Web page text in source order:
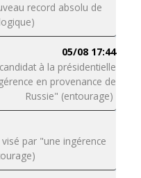
record absolu de
05/08 17:44
à la présidentielle
en provenance de
Russie" (entourage)
par "une ingérence